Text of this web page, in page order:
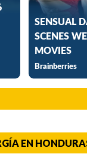
EN